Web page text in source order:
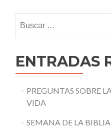
ENTRADAS
PREGUNTAS SOBRE
VIDA
SEMANA DE LA